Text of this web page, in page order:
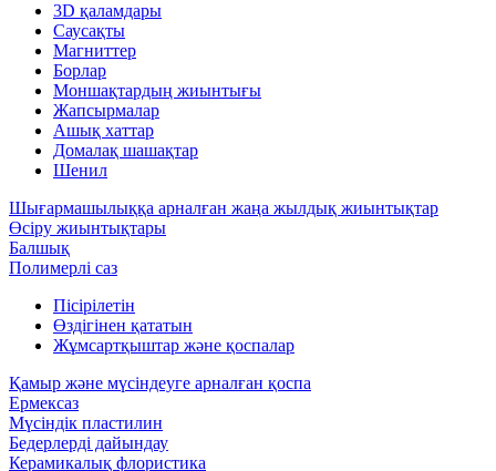
3D қаламдары
Саусақты
Магниттер
Борлар
Моншақтардың жиынтығы
Жапсырмалар
Ашық хаттар
Домалақ шашақтар
Шенил
Шығармашылыққа арналған жаңа жылдық жиынтықтар
Өсіру жиынтықтары
Балшық
Полимерлі саз
Пісірілетін
Өздігінен қататын
Жұмсартқыштар және қоспалар
Қамыр және мүсіндеуге арналған қоспа
Ермексаз
Мүсіндік пластилин
Бедерлерді дайындау
Керамикалық флористика